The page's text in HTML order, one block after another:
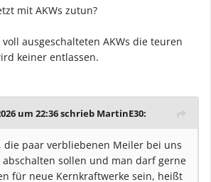
mit AKWs zutun?
ausgeschalteten AKWs die teuren
keiner entlassen.
um 22:36 schrieb MartinE30:
die paar verbliebenen Meiler bei uns
sollen und man darf gerne
für neue Kernkraftwerke sein, heißt